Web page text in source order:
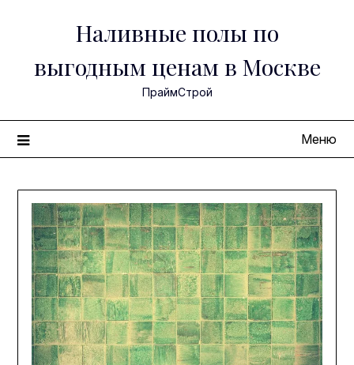
Наливные полы по
выгодным ценам в Москве
ПраймСтрой
Меню